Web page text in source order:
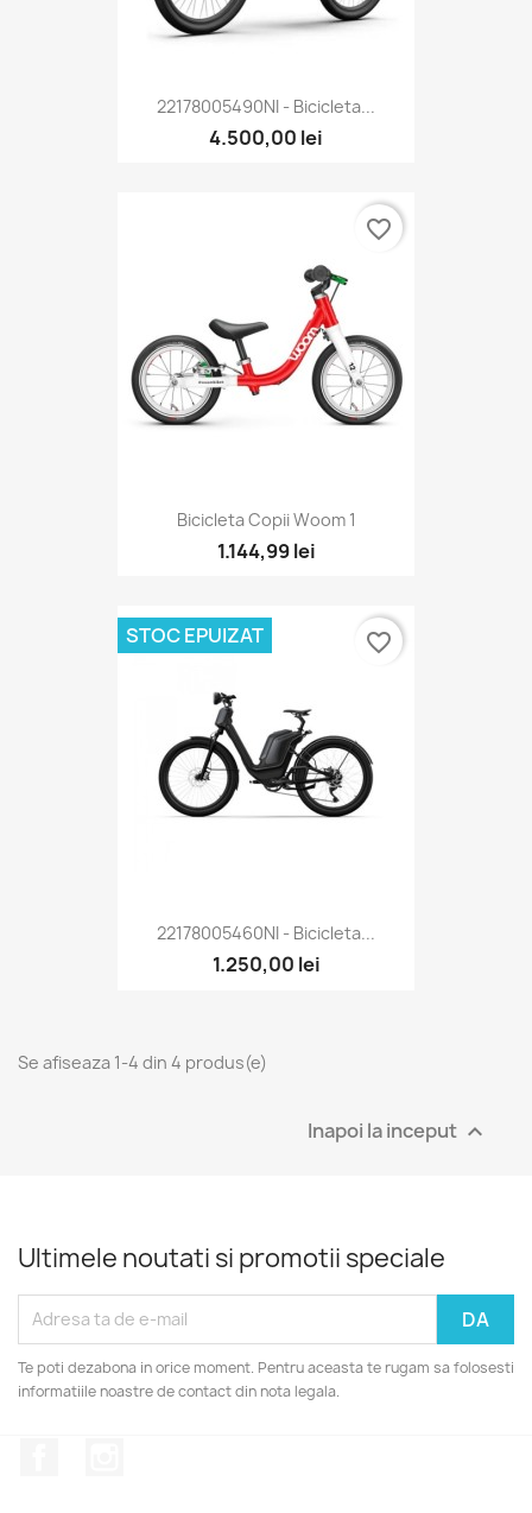
22178005490NI - Bicicleta...
4.500,00 lei
Bicicleta Copii Woom 1
1.144,99 lei
favorite_border
22178005460NI - Bicicleta...
1.250,00 lei
STOC EPUIZAT favorite_border
Se afiseaza 1-4 din 4 produs(e)
Inapoi la inceput 
Ultimele noutati si promotii speciale
Te poti dezabona in orice moment. Pentru aceasta te rugam sa folosesti
informatiile noastre de contact din nota legala.